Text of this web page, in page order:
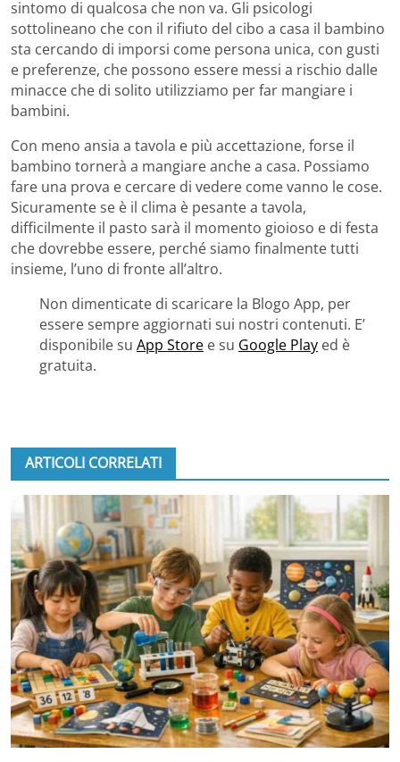
sintomo di qualcosa che non va. Gli psicologi
sottolineano che con il rifiuto del cibo a casa il bambino
sta cercando di imporsi come persona unica, con gusti
e preferenze, che possono essere messi a rischio dalle
minacce che di solito utilizziamo per far mangiare i
bambini.
Con meno ansia a tavola e più accettazione, forse il
bambino tornerà a mangiare anche a casa. Possiamo
fare una prova e cercare di vedere come vanno le cose.
Sicuramente se è il clima è pesante a tavola,
difficilmente il pasto sarà il momento gioioso e di festa
che dovrebbe essere, perché siamo finalmente tutti
insieme, l’uno di fronte all’altro.
Non dimenticate di scaricare la Blogo App, per
essere sempre aggiornati sui nostri contenuti. E’
disponibile su App Store e su Google Play ed è
gratuita.
ARTICOLI CORRELATI